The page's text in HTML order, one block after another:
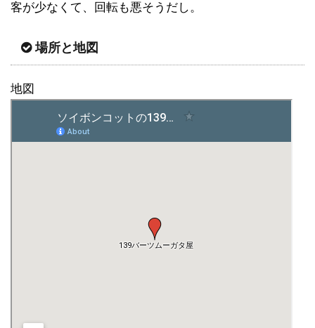
客が少なくて、回転も悪そうだし。
場所と地図
地図